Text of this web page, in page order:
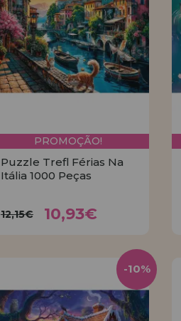
PROMOÇÃO!
Puzzle Trefl Férias Na
Itália 1000 Peças
12,15€ 10,93€
-10%